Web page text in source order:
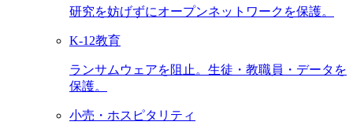
研究を妨げずにオープンネットワークを保護。
K-12教育
ランサムウェアを阻止。生徒・教職員・データを
保護。
小売・ホスピタリティ